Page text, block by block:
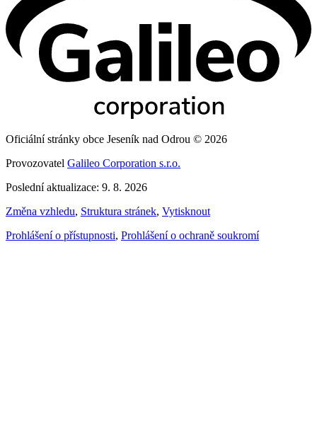
Oficiální stránky obce Jeseník nad Odrou © 2026
Provozovatel Galileo Corporation s.r.o.
Poslední aktualizace: 9. 8. 2026
Změna vzhledu, Struktura stránek, Vytisknout
Prohlášení o přístupnosti, Prohlášení o ochraně soukromí